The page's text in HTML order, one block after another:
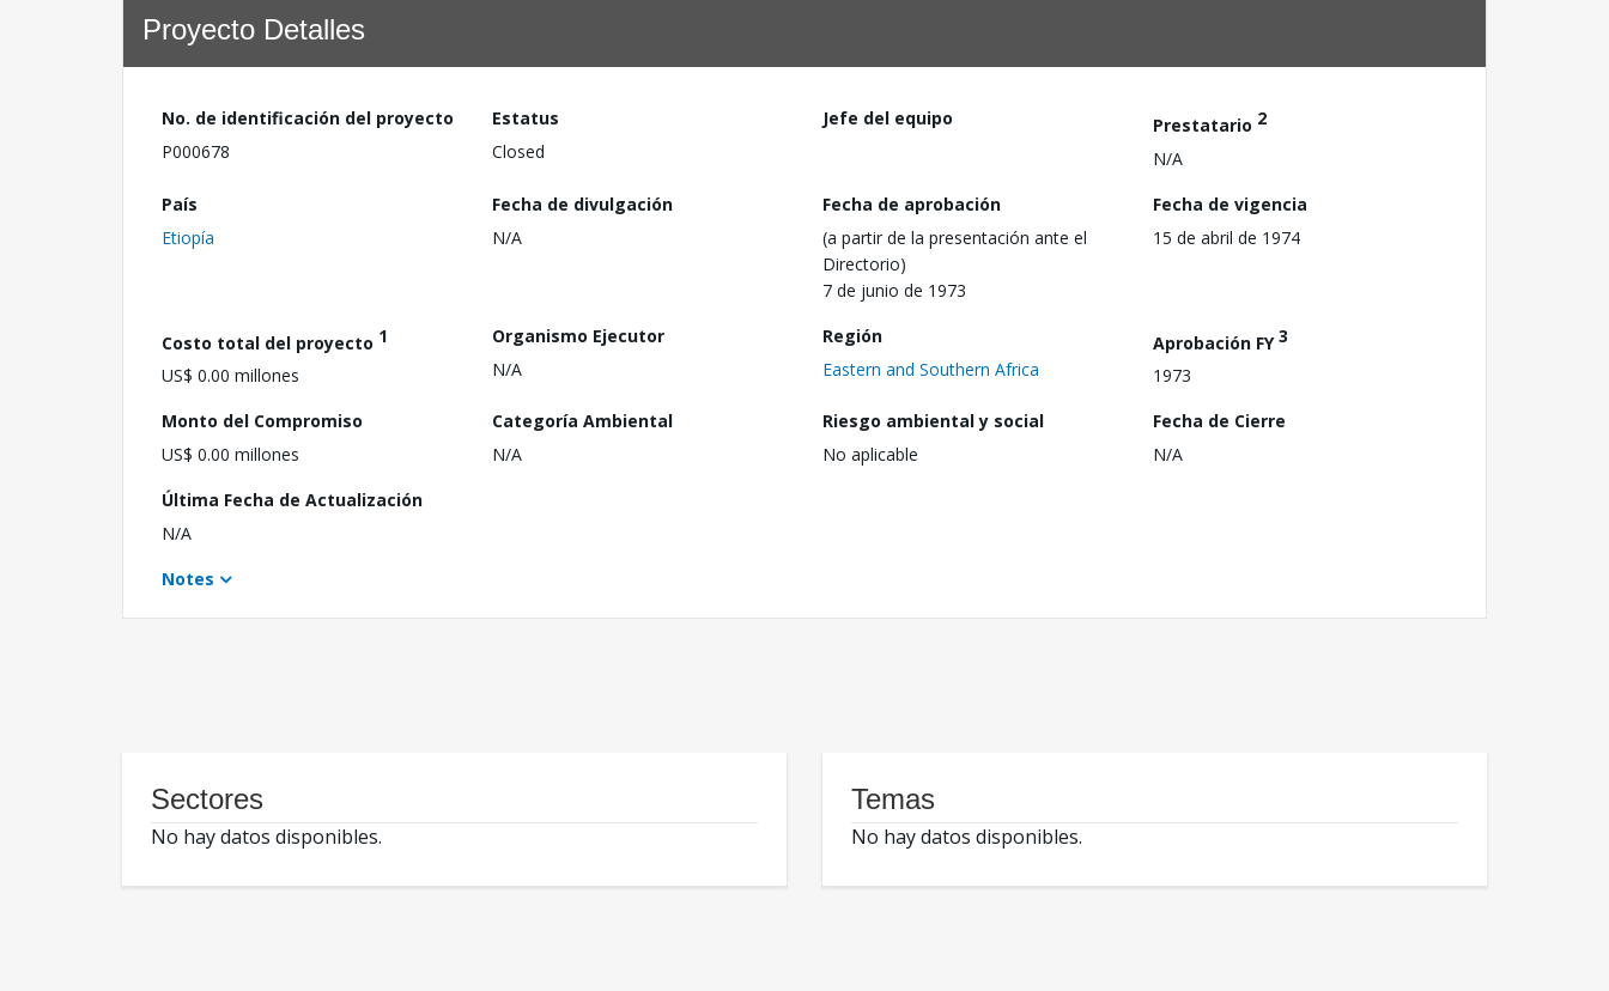
Proyecto Detalles
No. de identificación del proyecto
P000678
Estatus
Closed
Jefe del equipo Prestatario 2
N/A
País
Etiopía
Fecha de divulgación
N/A
Fecha de aprobación
(a partir de la presentación ante el
Directorio)
7 de junio de 1973
Fecha de vigencia
15 de abril de 1974
Costo total del proyecto 1
US$ 0.00 millones
Organismo Ejecutor
N/A
Región
Eastern and Southern Africa
Aprobación FY3
1973
Monto del Compromiso
US$ 0.00 millones
Categoría Ambiental
N/A
Riesgo ambiental y social
No aplicable
Fecha de Cierre
N/A
Última Fecha de Actualización
N/A
Notes
Sectores
No hay datos disponibles.
Temas
No hay datos disponibles.